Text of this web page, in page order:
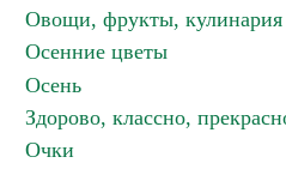
Овощи, фрукты, кулинария
Осенние цветы
Осень
Здорово, классно,
Очки